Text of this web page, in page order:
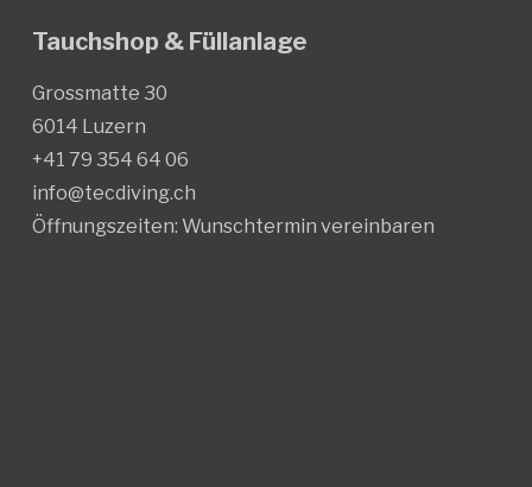
Tauchshop & Füllanlage
Grossmatte 30
6014 Luzern
+41 79 354 64 06
info@tecdiving.ch
Öffnungszeiten: Wunschtermin vereinbaren